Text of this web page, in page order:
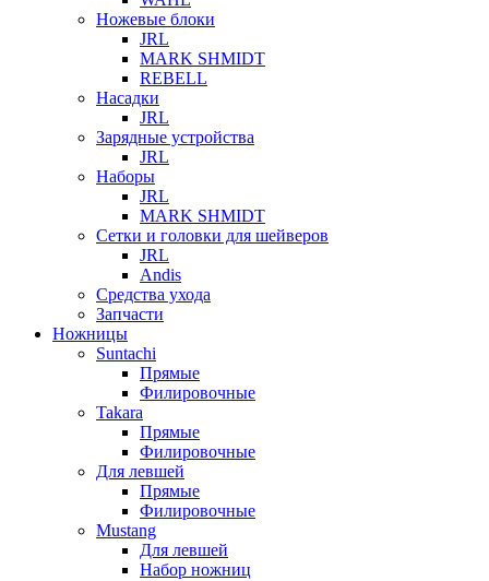
Ножевые блоки
JRL
MARK SHMIDT
REBELL
Насадки
JRL
Зарядные устройства
JRL
Наборы
JRL
MARK SHMIDT
Сетки и головки для шейверов
JRL
Andis
Средства ухода
Запчасти
Ножницы
Suntachi
Прямые
Филировочные
Takara
Прямые
Филировочные
Для левшей
Прямые
Филировочные
Mustang
Для левшей
Набор ножниц